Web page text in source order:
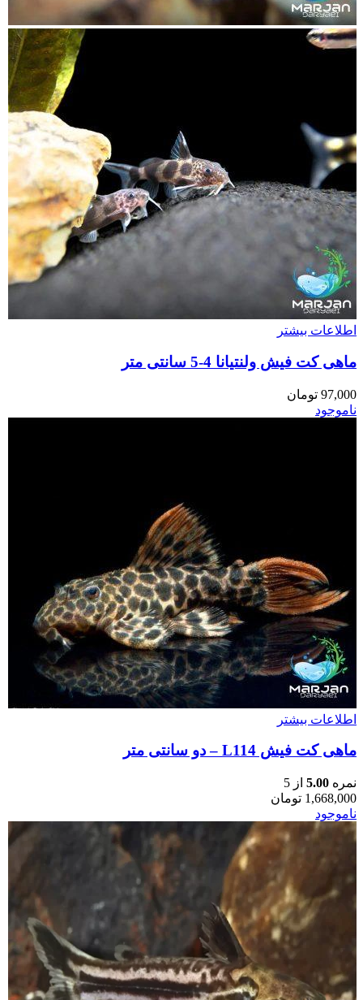
اطلاعات بیشتر
ماهی کت فیش ولنتیانا 4-5 سانتی متر
97,000 تومان
ناموجود
اطلاعات بیشتر
ماهی کت فیش L114 – دو سانتی متر
نمره 5.00 از 5
1,668,000 تومان
ناموجود